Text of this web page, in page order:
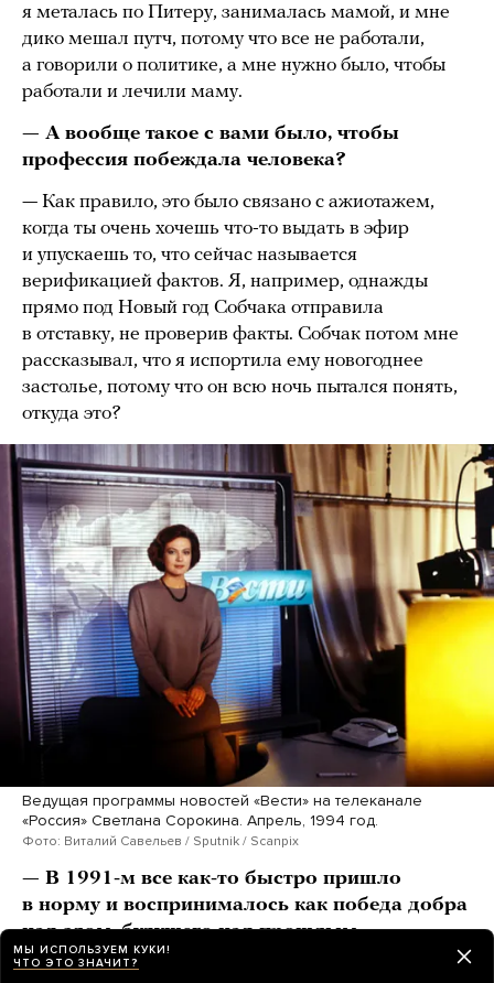
я металась по Питеру, занималась мамой, и мне
дико мешал путч, потому что все не работали,
а говорили о политике, а мне нужно было, чтобы
работали и лечили маму.
— А вообще такое с вами было, чтобы
профессия побеждала человека?
— Как правило, это было связано с ажиотажем,
когда ты очень хочешь что-то выдать в эфир
и упускаешь то, что сейчас называется
верификацией фактов. Я, например, однажды
прямо под Новый год Собчака отправила
в отставку, не проверив факты. Собчак потом мне
рассказывал, что я испортила ему новогоднее
застолье, потому что он всю ночь пытался понять,
откуда это?
Ведущая программы новостей «Вести» на телеканале
«Россия» Светлана Сорокина. Апрель, 1994 год.
Фото: Виталий Савельев / Sputnik / Scanpix
— В 1991-м все как-то быстро пришло
в норму и воспринималось как победа добра
над злом, будущего над прошлым.
Но прошло всего два года и наступил 1993-й.
МЫ ИСПОЛЬЗУЕМ КУКИ!
ЧТО ЭТО ЗНАЧИТ?